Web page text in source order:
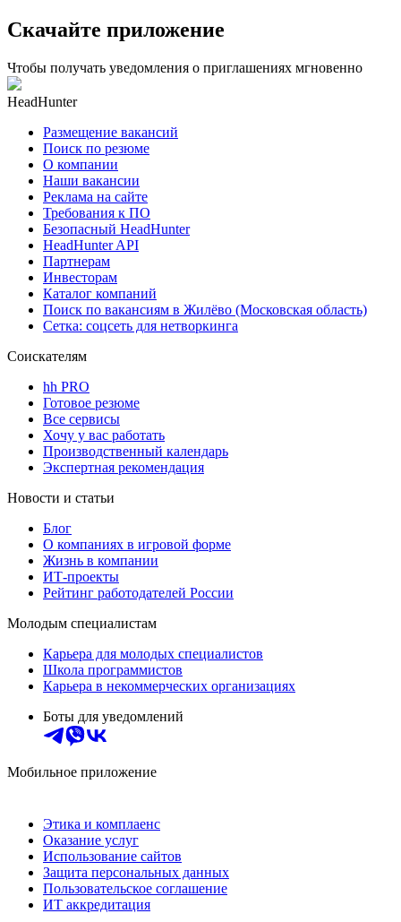
Скачайте приложение
Чтобы получать уведомления о приглашениях мгновенно
HeadHunter
Размещение вакансий
Поиск по резюме
О компании
Наши вакансии
Реклама на сайте
Требования к ПО
Безопасный HeadHunter
HeadHunter API
Партнерам
Инвесторам
Каталог компаний
Поиск по вакансиям в Жилёво (Московская область)
Сетка: соцсеть для нетворкинга
Соискателям
hh PRO
Готовое резюме
Все сервисы
Хочу у вас работать
Производственный календарь
Экспертная рекомендация
Новости и статьи
Блог
О компаниях в игровой форме
Жизнь в компании
ИТ-проекты
Рейтинг работодателей России
Молодым специалистам
Карьера для молодых специалистов
Школа программистов
Карьера в некоммерческих организациях
Боты для уведомлений
Мобильное приложение
Этика и комплаенс
Оказание услуг
Использование сайтов
Защита персональных данных
Пользовательское соглашение
ИТ аккредитация